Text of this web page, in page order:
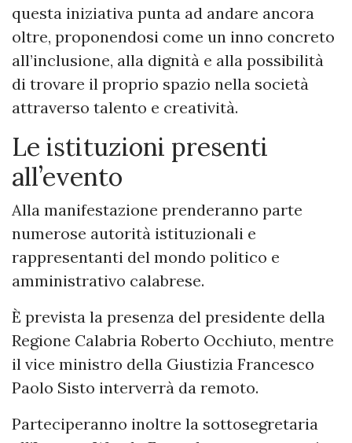
questa iniziativa punta ad andare ancora
oltre, proponendosi come un inno concreto
all’inclusione, alla dignità e alla possibilità
di trovare il proprio spazio nella società
attraverso talento e creatività.
Le istituzioni presenti
all’evento
Alla manifestazione prenderanno parte
numerose autorità istituzionali e
rappresentanti del mondo politico e
amministrativo calabrese.
È prevista la presenza del presidente della
Regione Calabria Roberto Occhiuto, mentre
il vice ministro della Giustizia Francesco
Paolo Sisto interverrà da remoto.
Parteciperanno inoltre la sottosegretaria